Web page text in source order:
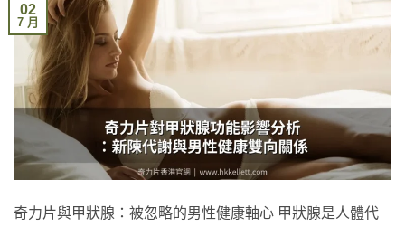
02
7 月
奇力片與甲狀腺：被忽略的男性健康軸心 甲狀腺是人體代